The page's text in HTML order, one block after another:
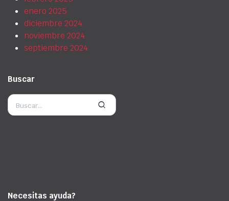
enero 2025
diciembre 2024
noviembre 2024
septiembre 2024
Buscar
Necesitas ayuda?